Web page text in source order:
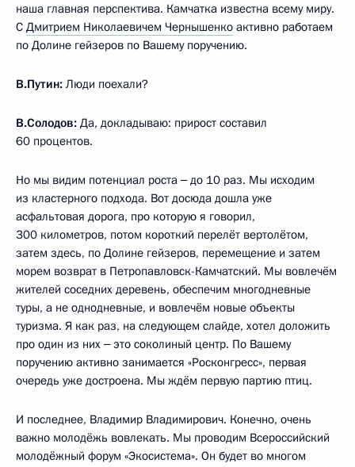
наша главная перспектива. Камчатка известна всему миру.
С Дмитрием Николаевичем Чернышенко активно работаем
по Долине гейзеров по Вашему поручению.
В.Путин: Люди поехали?
В.Солодов: Да, докладываю: прирост составил
60 процентов.
Но мы видим потенциал роста ‒ до 10 раз. Мы исходим
из кластерного подхода. Вот досюда дошла уже
асфальтовая дорога, про которую я говорил,
300 километров, потом короткий перелёт вертолётом,
затем здесь, по Долине гейзеров, перемещение и затем
морем возврат в Петропавловск-Камчатский. Мы вовлечём
жителей соседних деревень, обеспечим многодневные
туры, а не однодневные, и вовлечём новые объекты
туризма. Я как раз, на следующем слайде, хотел доложить
про один из них ‒ это соколиный центр. По Вашему
поручению активно занимается «Росконгресс», первая
очередь уже достроена. Мы ждём первую партию птиц.
И последнее, Владимир Владимирович. Конечно, очень
важно молодёжь вовлекать. Мы проводим Всероссийский
молодёжный форум «Экосистема». Он будет во многом